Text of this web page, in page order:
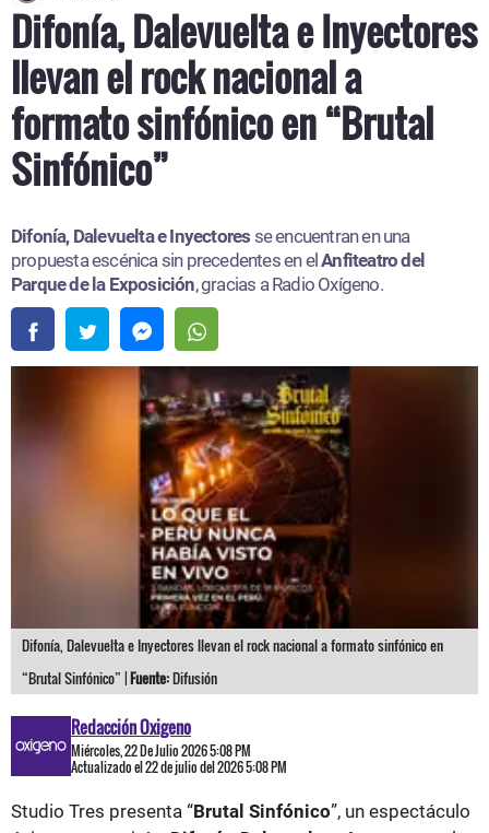
Difonía, Dalevuelta e Inyectores
llevan el rock nacional a
formato sinfónico en “Brutal
Sinfónico”
Difonía, Dalevuelta e Inyectores se encuentran en una
propuesta escénica sin precedentes en elAnfiteatro del
Parque de la Exposición, gracias a Radio Oxígeno.
Difonía, Dalevuelta e Inyectores llevan el rock nacional a formato sinfónico en
“Brutal Sinfónico” |Fuente:Difusión
Redacción Oxigeno
Miércoles, 22 De Julio 2026 5:08 PM
Actualizado el 22 de julio del 2026 5:08 PM
Studio Tres presenta “Brutal Sinfónico”, un espectáculo